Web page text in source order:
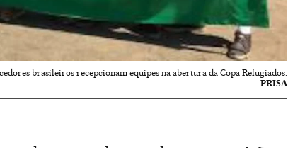
brasileiros recepcionam equipes na abertura da Copa Refugiados.
PRISA